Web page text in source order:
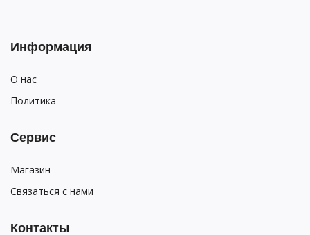
Информация
О нас
Политика
Сервис
Магазин
Связаться с нами
Контакты